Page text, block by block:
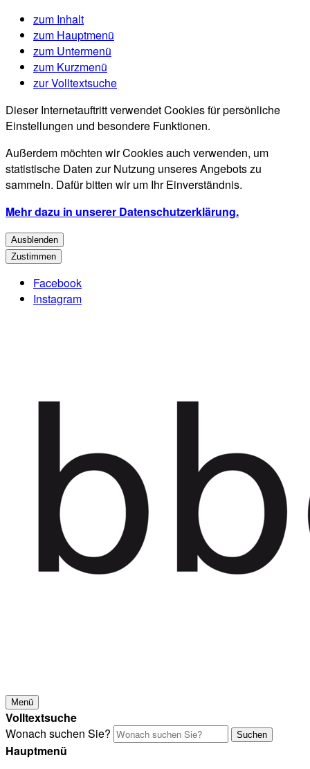
zum Inhalt
zum Hauptmenü
zum Untermenü
zum Kurzmenü
zur Volltextsuche
Dieser Internetauftritt verwendet Cookies für persönliche
Einstellungen und besondere Funktionen.
Außerdem möchten wir Cookies auch verwenden, um
statistische Daten zur Nutzung unseres Angebots zu
sammeln. Dafür bitten wir um Ihr Einverständnis.
Mehr dazu in unserer Datenschutzerklärung.
Ausblenden
Zustimmen
Facebook
Instagram
Menü
Volltextsuche
Wonach suchen Sie?
Suchen
Hauptmenü